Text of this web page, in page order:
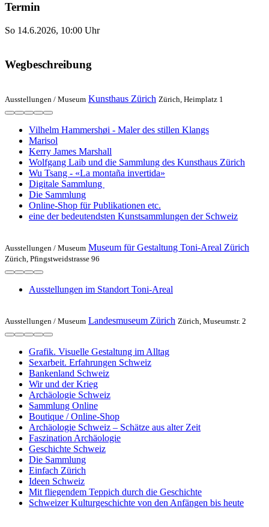
Termin
So 14.6.2026, 10:00 Uhr
Wegbeschreibung
Ausstellungen / Museum Kunsthaus Zürich Zürich, Heimplatz 1
Vilhelm Hammershøi - Maler des stillen Klangs
Marisol
Kerry James Marshall
Wolfgang Laib und die Sammlung des Kunsthaus Zürich
Wu Tsang - «La montaña invertida»
Digitale Sammlung
Die Sammlung
Online-Shop für Publikationen etc.
eine der bedeutendsten Kunstsammlungen der Schweiz
Ausstellungen / Museum Museum für Gestaltung Toni-Areal Zürich
Zürich, Pfingstweidstrasse 96
Ausstellungen im Standort Toni-Areal
Ausstellungen / Museum Landesmuseum Zürich Zürich, Museumstr. 2
Grafik. Visuelle Gestaltung im Alltag
Sexarbeit. Erfahrungen Schweiz
Bankenland Schweiz
Wir und der Krieg
Archäologie Schweiz
Sammlung Online
Boutique / Online-Shop
Archäologie Schweiz – Schätze aus alter Zeit
Faszination Archäologie
Geschichte Schweiz
Die Sammlung
Einfach Zürich
Ideen Schweiz
Mit fliegendem Teppich durch die Geschichte
Schweizer Kulturgeschichte von den Anfängen bis heute